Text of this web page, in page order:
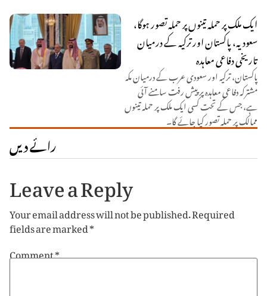
ایک ملک پر حملہ تینوں پر حملہ تصور ہوگا،
سعودیہ، پاکستان اور ترکیہ کے درمیان
تاریخی دفاعی معاہدہ
پاکستان، ترکیہ اور سعودی عرب کے درمیان مکہ
مشترکہ دفاعی معاہدہ پر پیش رفت سامنے آئی
ہے، جس کے تحت کسی ایک ملک پر حملہ تینوں
ممالک پر حملہ تصور کیا جائے گا۔
رائے دیں
Leave a Reply
Your email address will not be published.Required
fields are marked*
Comment*